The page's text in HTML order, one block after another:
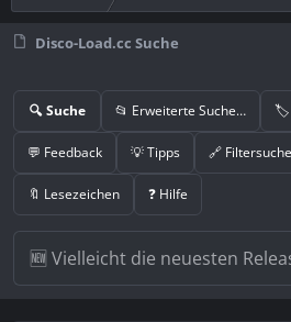
Disco-Load.cc Suche
🔍 Suche 📂 Erweiterte Suche… 🏷️
💬 Feedback 💡 Tipps 🔗 Filtersuche
🔖 Lesezeichen ❓ Hilfe